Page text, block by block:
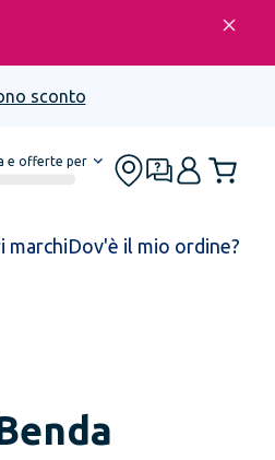
sconto
e offerte per
marchiDov'è il mio ordine?